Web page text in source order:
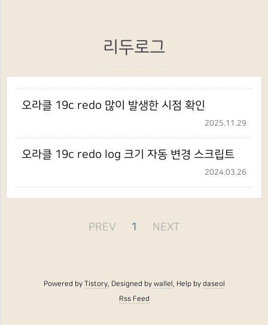
리두로그
오라클 19c redo 많이 발생한 시점 확인
2025.11.29
오라클 19c redo log 크기 자동 변경 스크립트
2024.03.26
PREV 1 NEXT
Powered byTistory, Designed bywallel, Help bydaseol
Rss Feed